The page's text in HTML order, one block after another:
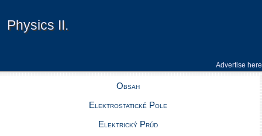
Advertise here
Physics II.
Physics II.
Obsah
Elektrostatické Pole
Elektrický Prúd